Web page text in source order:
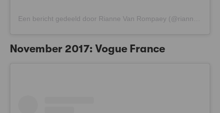
November 2017: Vogue France